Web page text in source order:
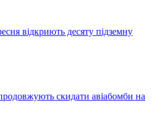
відкриють десяту підземну
продовжують скидати авіабомби на